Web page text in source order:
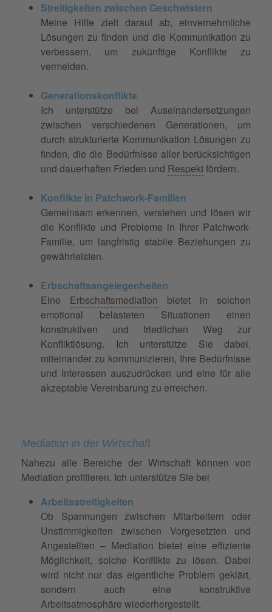
Streitigkeiten zwischen Geschwistern
Meine Hilfe zielt darauf ab, einvernehmliche
Lösungen zu finden und die Kommunikation zu
verbessern, um zukünftige Konflikte zu
vermeiden.
Generationskonflikte
Ich unterstütze bei Auseinandersetzungen
zwischen verschiedenen Generationen, um
durch strukturierte Kommunikation Lösungen zu
finden, die die Bedürfnisse aller berücksichtigen
und dauerhaften Frieden und Respektfördern.
Konflikte in Patchwork-Familien
Gemeinsam erkennen, verstehen und lösen wir
die Konflikte und Probleme in Ihrer Patchwork-
Familie, um langfristig stabile Beziehungen zu
gewährleisten.
Erbschaftsangelegenheiten
Eine Erbschaftsmediation bietet in solchen
emotional belasteten Situationen einen
konstruktiven und friedlichen Weg zur
Konfliktlösung. Ich unterstütze Sie dabei,
miteinander zu kommunizieren, Ihre Bedürfnisse
und Interessen auszudrücken und eine für alle
akzeptable Vereinbarung zu erreichen.
Mediation in der Wirtschaft
Nahezu alle Bereiche der Wirtschaft können von
Mediation profitieren. Ich unterstütze Sie bei
Arbeitsstreitigkeiten
Ob Spannungen zwischen Mitarbeitern oder
Unstimmigkeiten zwischen Vorgesetzten und
Angestellten – Mediation bietet eine effiziente
Möglichkeit, solche Konflikte zu lösen. Dabei
wird nicht nur das eigentliche Problem geklärt,
sondern auch eine konstruktive
Arbeitsatmosphäre wiederhergestellt.